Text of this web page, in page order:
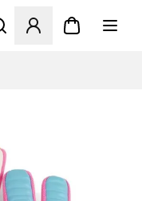
en Modal til at